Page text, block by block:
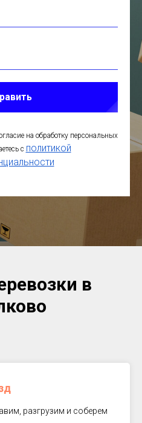
на обработку персональных
c политикой
в
разгрузим и соберем